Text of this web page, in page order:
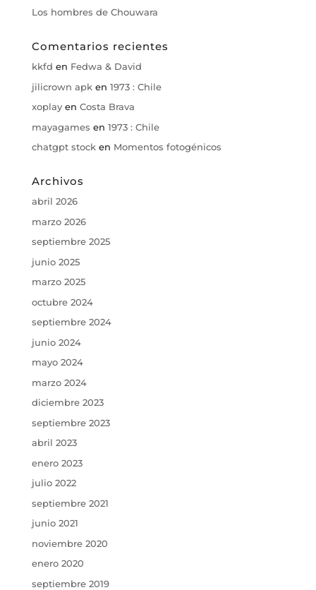
Los hombres de Chouwara
Comentarios recientes
kkfd en Fedwa & David
jilicrown apken 1973 : Chile
xoplayen Costa Brava
mayagames en 1973 : Chile
chatgpt stocken Momentos fotogénicos
Archivos
abril 2026
marzo 2026
septiembre 2025
junio 2025
marzo 2025
octubre 2024
septiembre 2024
junio 2024
mayo 2024
marzo 2024
diciembre 2023
septiembre 2023
abril 2023
enero 2023
julio 2022
septiembre 2021
junio 2021
noviembre 2020
enero 2020
septiembre 2019